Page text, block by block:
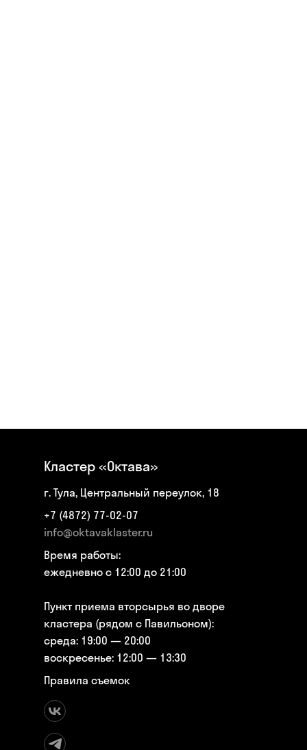
Кластер «Октава»
г. Тула, Центральный переулок, 18
+7 (4872) 77-02-07
info@oktavaklaster.ru
Время работы:
ежедневно с 12:00 до 21:00
Пункт приема вторсырья во дворе
кластера (рядом с Павильоном):
среда: 19:00 — 20:00
воскресенье: 12:00 — 13:30
Правила съемок